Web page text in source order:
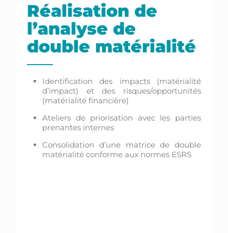
Réalisation de
l’analyse de
double matérialité
Identification des impacts (matérialité
d’impact) et des risques/opportunités
(matérialité financière)
Ateliers de priorisation avec les parties
prenantes internes
Consolidation d’une matrice de double
matérialité conforme aux normes ESRS